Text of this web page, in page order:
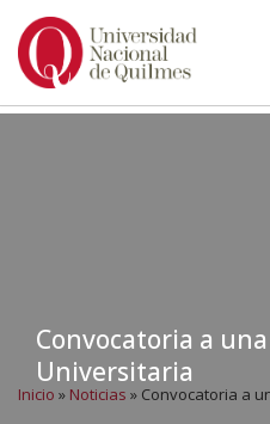
Ir
Convocatoria a
Universitaria
Inicio » Noticias » Convocatoria a